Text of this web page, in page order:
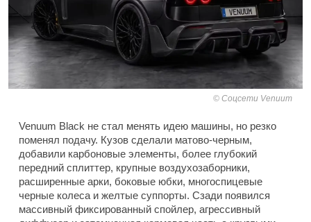
Соцсети Venuum
Venuum Black не стал менять идею машины, но резко
поменял подачу. Кузов сделали матово-черным,
добавили карбоновые элементы, более глубокий
передний сплиттер, крупные воздухозаборники,
расширенные арки, боковые юбки, многоспицевые
черные колеса и желтые суппорты. Сзади появился
массивный фиксированный спойлер, агрессивный